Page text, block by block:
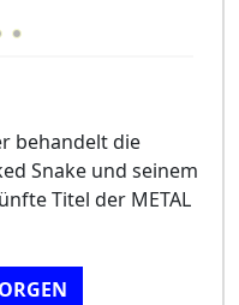
behandelt die
Snake und seinem
Titel der METAL